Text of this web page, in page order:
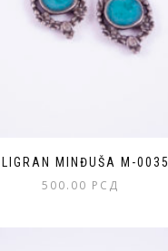
MINĐUŠA M-0035
500.00 РСД